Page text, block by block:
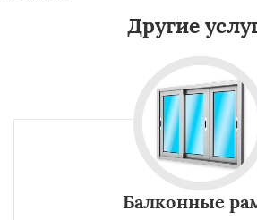
Другие
Балконные